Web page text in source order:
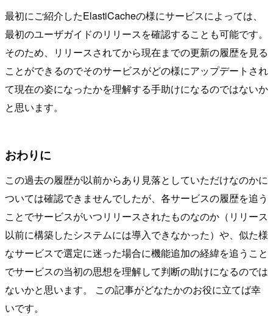
最初にご紹介したElastiCacheの様にサービスによっては、
最初のユーザガイドのリリースを確認することも可能です。
そのため、リリースされてから現在までの更新の履歴を見る
ことができるのでそのサービスがどの様にアップデートされ
て現在の姿になったかを理解する手助けになるのではないか
と思います。
おわりに
この過去の履歴が以前からあり見落としていただけなのかに
ついては確認できませんでしたが、各サービスの履歴を追う
ことでサービスがいつリリースされたものなのか（リリース
以前に構築したシステムには導入できなかった）や、似た様
なサービスで選定に迷った場合に機能追加の経緯を追うこと
でサービスの当初の思想を理解して判断の助けになるのでは
ないかと思います。 この記事がどなたかのお役に立てば幸
いです。